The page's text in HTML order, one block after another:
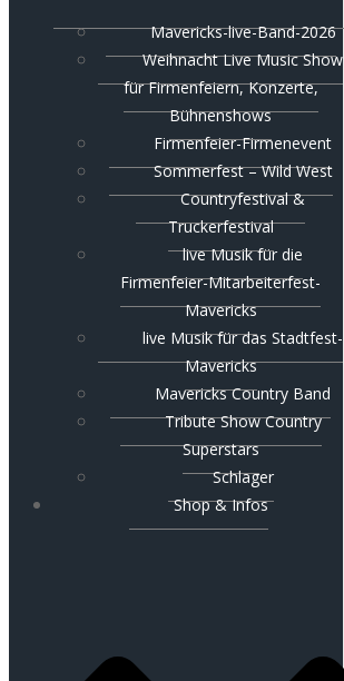
Mavericks-live-Band-2026
Weihnacht Live Music Show
für Firmenfeiern, Konzerte,
Bühnenshows
Firmenfeier-Firmenevent
Sommerfest – Wild West
Countryfestival &
Truckerfestival
live Musik für die
Firmenfeier-Mitarbeiterfest-
Mavericks
live Musik für das Stadtfest-
Mavericks
Mavericks Country Band
Tribute Show Country
Superstars
Schlager
Shop & Infos